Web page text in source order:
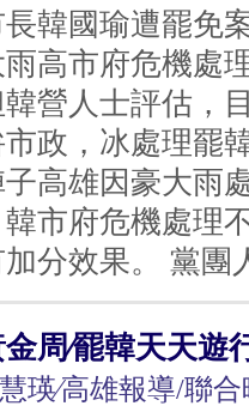
韓國瑜遭罷免
高市府危機處
營人士評估，
政，冰處理罷
高雄因豪大雨
韓市府危機處理
分效果。 黨團
周∕罷韓天天遊
瑛∕高雄報導/聯